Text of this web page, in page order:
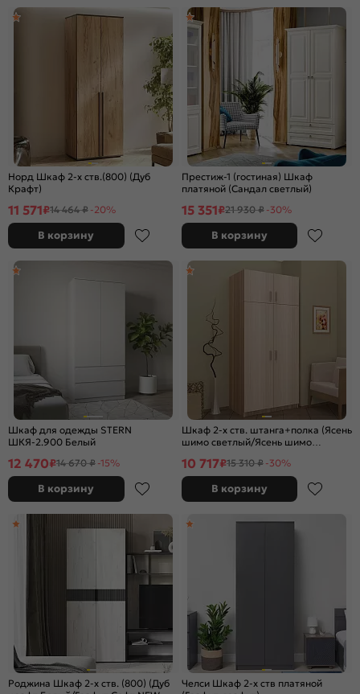
Норд Шкаф 2-х ств.(800) (Дуб
Крафт)
11 571₽14 464 ₽ -20%
В корзину
Престиж-1 (гостиная) Шкаф
платяной (Сандал светлый)
15 351₽21 930 ₽ -30%
В корзину
Шкаф для одежды STERN
ШКЯ-2.900 Белый
12 470₽14 670 ₽ -15%
В корзину
Шкаф 2-х ств. штанга+полка (Ясень
шимо светлый/Ясень шимо
10 717₽15 310 ₽ -30%
В корзину
Роджина Шкаф 2-х ств. (800) (Дуб
Челси Шкаф 2-х ств платяной